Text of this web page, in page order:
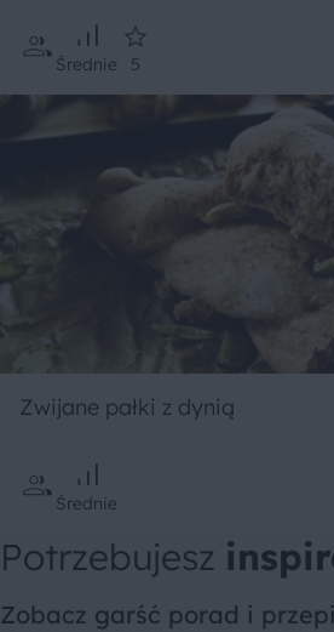
Średnie 5
Zwijane pałki z dynią
Średnie
Potrzebujesz
Zobacz garść porad i